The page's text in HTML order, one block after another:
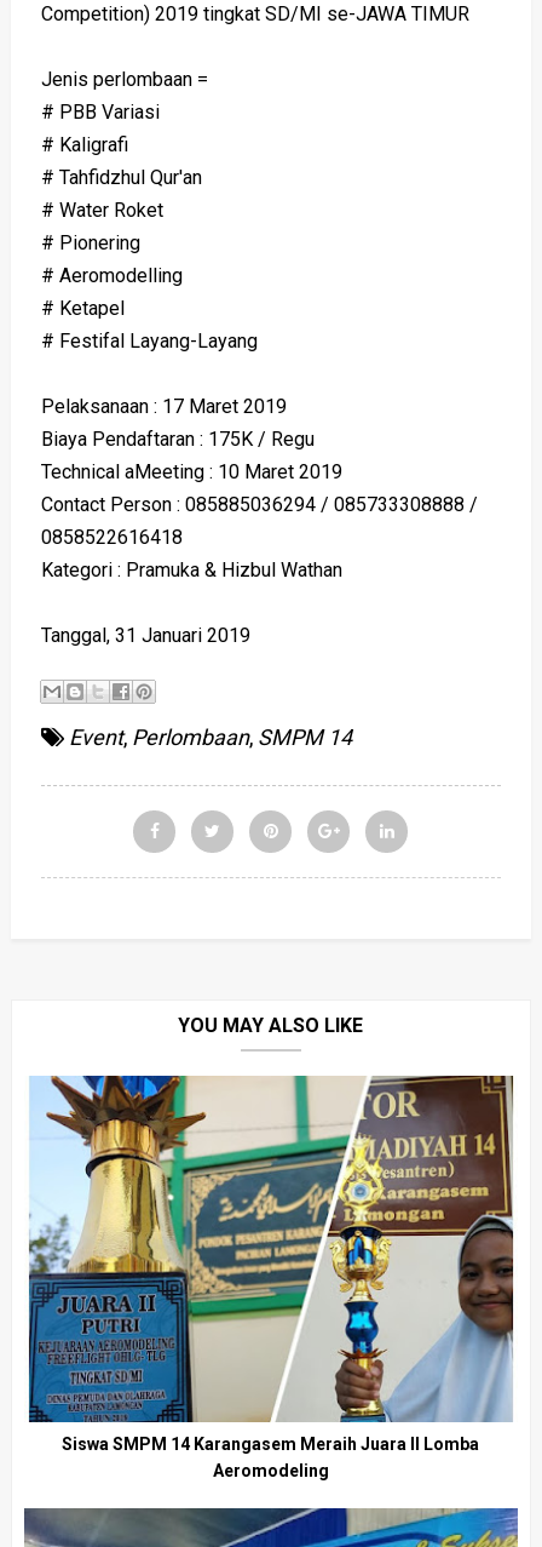
Competition) 2019 tingkat SD/MI se-JAWA TIMUR
Jenis perlombaan =
# PBB Variasi
# Kaligrafi
# Tahfidzhul Qur'an
# Water Roket
# Pionering
# Aeromodelling
# Ketapel
# Festifal Layang-Layang
Pelaksanaan : 17 Maret 2019
Biaya Pendaftaran : 175K / Regu
Technical aMeeting : 10 Maret 2019
Contact Person : 085885036294 / 085733308888 /
0858522616418
Kategori : Pramuka & Hizbul Wathan
Tanggal, 31 Januari 2019
Event, Perlombaan, SMPM 14
YOU MAY ALSO LIKE
Siswa SMPM 14 Karangasem Meraih Juara II Lomba
Aeromodeling